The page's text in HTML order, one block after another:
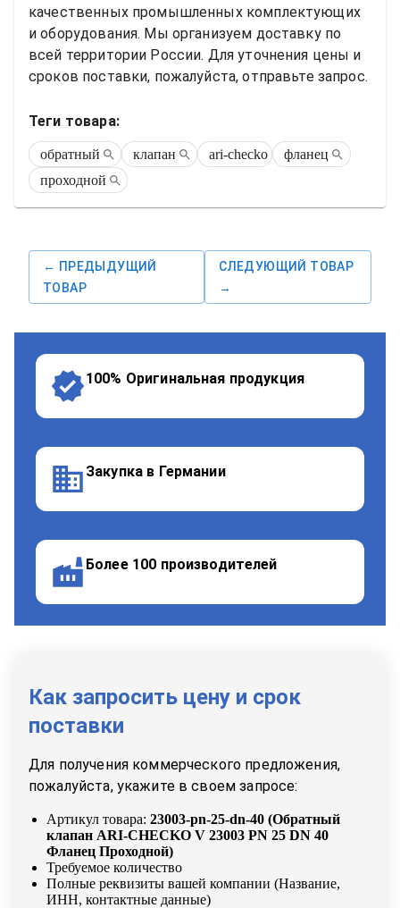
качественных промышленных комплектующих
и оборудования. Мы организуем доставку по
всей территории России. Для уточнения цены и
сроков поставки, пожалуйста, отправьте запрос.
Теги товара:
обратный клапан ari-checko
фланец
проходной
← ПРЕДЫДУЩИЙ
ТОВАР
СЛЕДУЮЩИЙ ТОВАР
→
100% Оригинальная продукция
Закупка в Германии
Более 100 производителей
Как запросить цену и срок
поставки
Для получения коммерческого предложения,
пожалуйста, укажите в своем запросе:
Артикул товара: 23003-pn-25-dn-40 (Обратный
клапан ARI-CHECKO V 23003 PN 25 DN 40
Фланец Проходной)
Требуемое количество
Полные реквизиты вашей компании (Название,
ИНН, контактные данные)